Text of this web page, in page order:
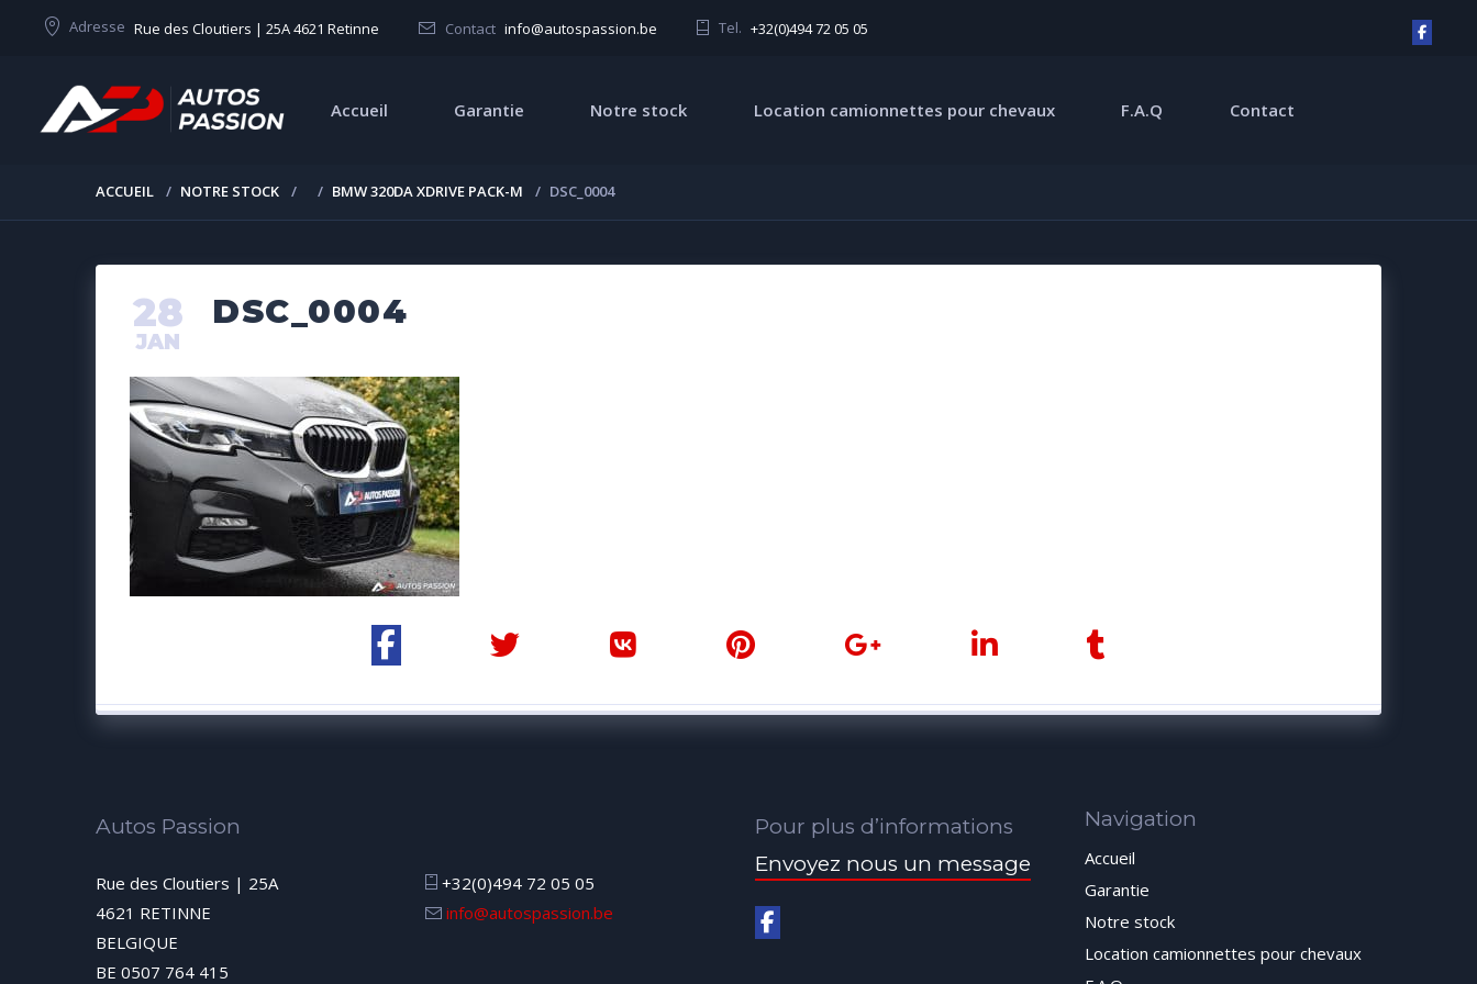
Adresse Rue des Cloutiers | 25A 4621 Retinne Contact info@autospassion.be Tel. +32(0)494 72 05 05
Accueil Garantie Notre stock Location camionnettes pour chevaux F.A.Q Contact
ACCUEIL NOTRE STOCK BMW 320DA XDRIVE PACK-M DSC_0004
DSC_0004
28
JAN
Autos Passion
Rue des Cloutiers | 25A
4621 RETINNE
BELGIQUE
BE 0507 764 415
+32(0)494 72 05 05
info@autospassion.be
Pour plus d’informations
Envoyez nous un message
Navigation
Accueil
Garantie
Notre stock
Location camionnettes pour chevaux